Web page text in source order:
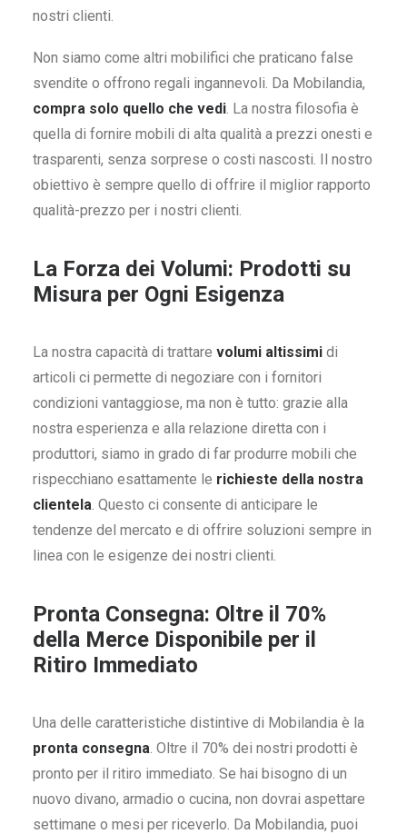
nostri clienti.
Non siamo come altri mobilifici che praticano false
svendite o offrono regali ingannevoli. Da Mobilandia,
compra solo quello che vedi. La nostra filosofia è
quella di fornire mobili di alta qualità a prezzi onesti e
trasparenti, senza sorprese o costi nascosti. Il nostro
obiettivo è sempre quello di offrire il miglior rapporto
qualità-prezzo per i nostri clienti.
La Forza dei Volumi: Prodotti su
Misura per Ogni Esigenza
La nostra capacità di trattare volumi altissimi di
articoli ci permette di negoziare con i fornitori
condizioni vantaggiose, ma non è tutto: grazie alla
nostra esperienza e alla relazione diretta con i
produttori, siamo in grado di far produrre mobili che
rispecchiano esattamente le richieste della nostra
clientela. Questo ci consente di anticipare le
tendenze del mercato e di offrire soluzioni sempre in
linea con le esigenze dei nostri clienti.
Pronta Consegna: Oltre il 70%
della Merce Disponibile per il
Ritiro Immediato
Una delle caratteristiche distintive di Mobilandia è la
pronta consegna. Oltre il 70% dei nostri prodotti è
pronto per il ritiro immediato. Se hai bisogno di un
nuovo divano, armadio o cucina, non dovrai aspettare
settimane o mesi per riceverlo. Da Mobilandia, puoi